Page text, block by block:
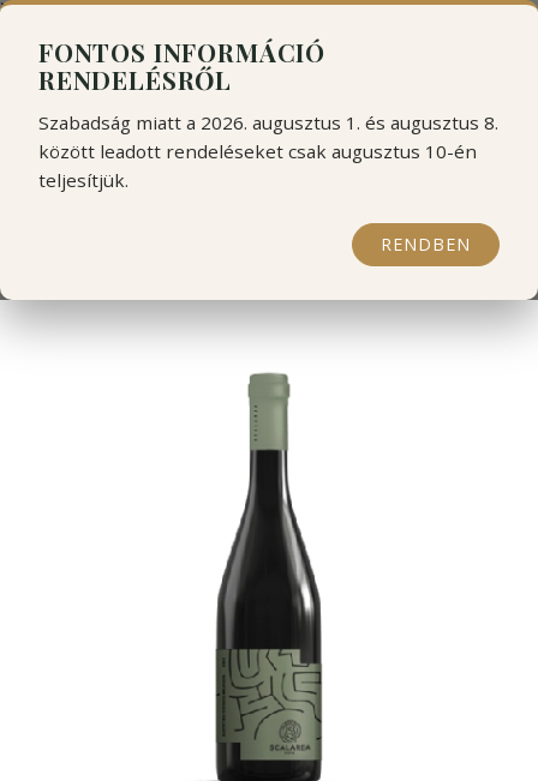
```html
FONTOS INFORMÁCIÓ
RENDELÉSRŐL
Szabadság miatt a 2026. augusztus 1. és augusztus 8.
között leadott rendeléseket csak augusztus 10-én
teljesítjük.
RENDBEN
Scalarea fehér Assyrtiko-